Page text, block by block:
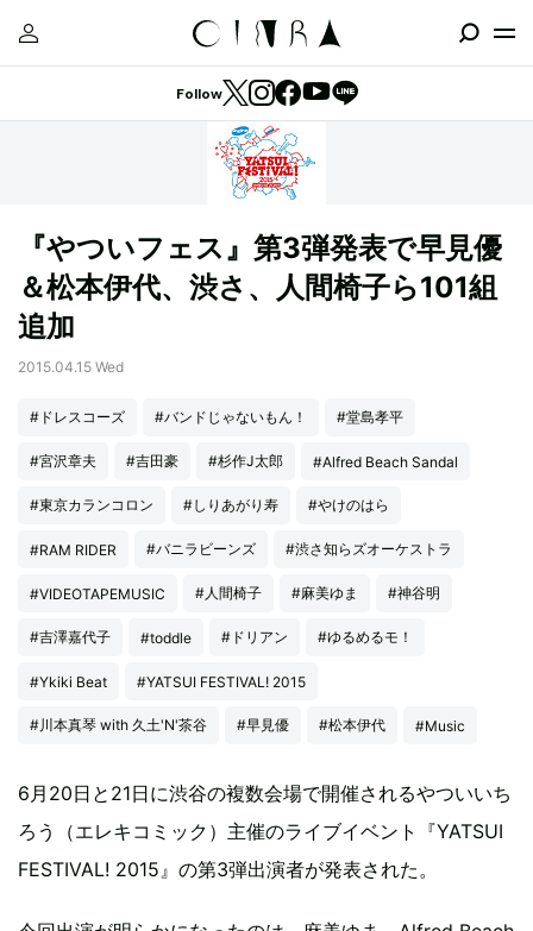
Follow
『やついフェス』第3弾発表で早見優
＆松本伊代、渋さ、人間椅子ら101組
追加
2015.04.15 Wed
#ドレスコーズ #バンドじゃないもん！ #堂島孝平
#宮沢章夫 #吉田豪 #杉作J太郎 #Alfred Beach Sandal
#東京カランコロン #しりあがり寿 #やけのはら
#RAM RIDER #バニラビーンズ #渋さ知らズオーケストラ
#VIDEOTAPEMUSIC #人間椅子 #麻美ゆま #神谷明
#吉澤嘉代子 #toddle #ドリアン #ゆるめるモ！
#Ykiki Beat #YATSUI FESTIVAL! 2015
#川本真琴 with 久土'N'茶谷 #早見優 #松本伊代 #Music
6月20日と21日に渋谷の複数会場で開催されるやついいち
ろう（エレキコミック）主催のライブイベント『YATSUI
FESTIVAL! 2015』の第3弾出演者が発表された。